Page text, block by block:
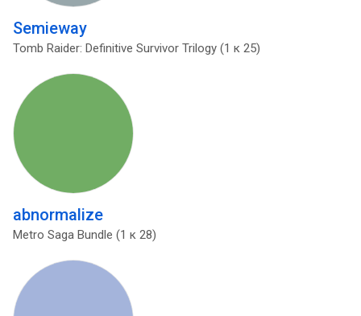
Semieway
Tomb Raider: Definitive Survivor Trilogy (1 к 25)
abnormalize
Metro Saga Bundle (1 к 28)